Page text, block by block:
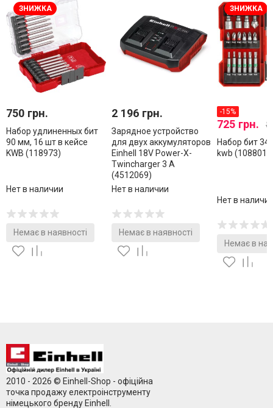
ЗНИЖКА
750 грн.
Набор удлиненных бит
90 мм, 16 шт в кейсе
KWB (118973)
Нет в наличии
Немає в наявності
2 196 грн.
Зарядное устройство
для двух аккумуляторов
Einhell 18V Power-X-
Twincharger 3 A
(4512069)
Нет в наличии
Немає в наявності
ЗНИЖКА
-15%
725 грн.
Набор бит
kwb (108801)
Нет в
Немає в
2010 - 2026 © Einhell-Shop - офіційна
точка продажу електроінструменту
німецького бренду Einhell.